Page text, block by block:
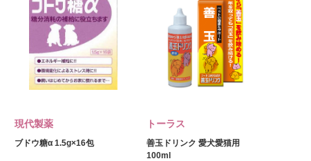
現代製薬
ブドウ糖α 1.5g×16包
トーラス
善玉ドリンク 愛犬愛猫用
100ml